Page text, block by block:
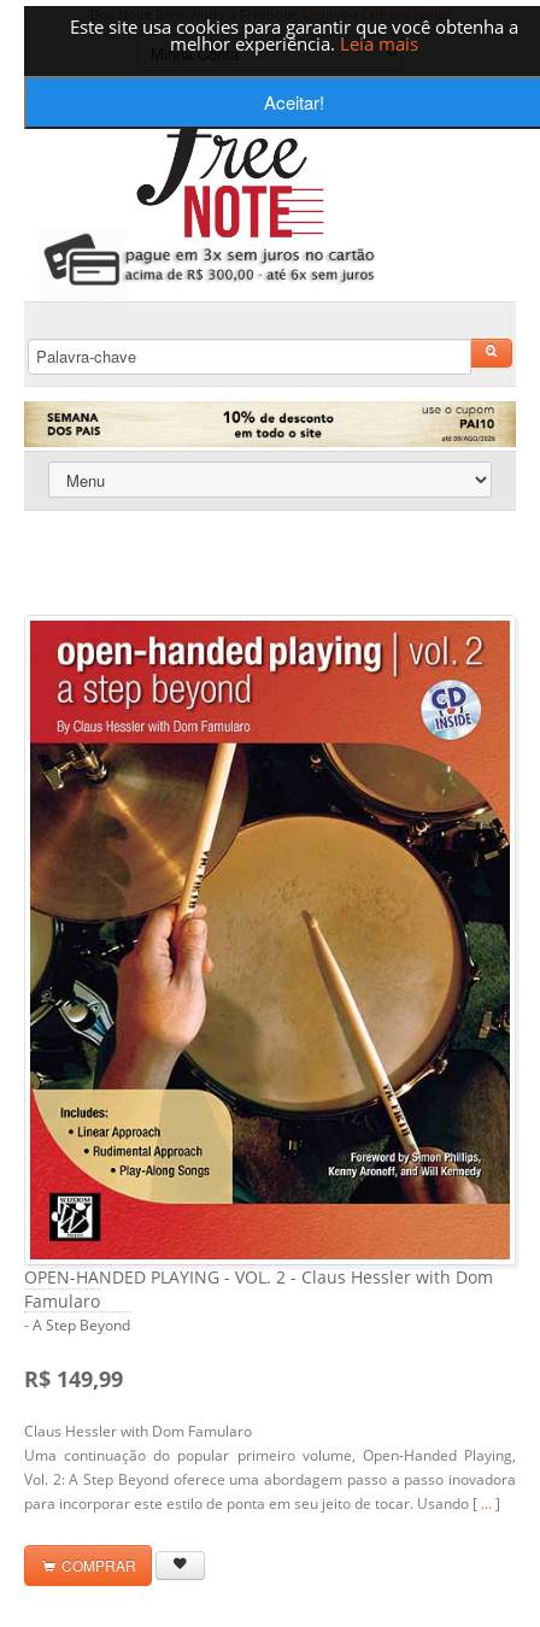
Este site usa cookies para garantir que você obtenha a
melhor experiência. Leia mais
Aceitar!
OPEN-HANDED PLAYING - VOL. 2 - Claus Hessler with Dom
Famularo
- A Step Beyond
R$ 149,99
Claus Hessler with Dom Famularo
Uma continuação do popular primeiro volume, Open-Handed Playing,
Vol. 2: A Step Beyond oferece uma abordagem passo a passo inovadora
para incorporar este estilo de ponta em seu jeito de tocar. Usando [ ...]
COMPRAR